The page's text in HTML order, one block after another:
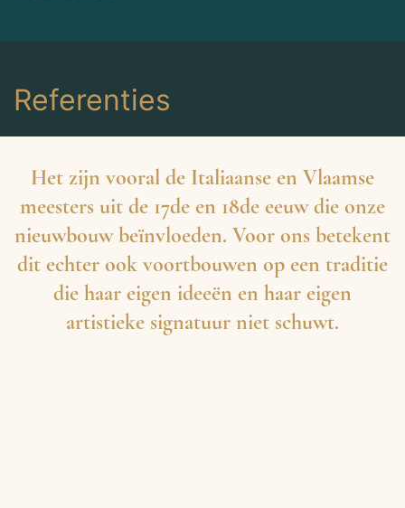
Referenties
Het zijn vooral de Italiaanse en Vlaamse
meesters uit de 17de en 18de eeuw die onze
nieuwbouw beïnvloeden. Voor ons betekent
dit echter ook voortbouwen op een traditie
die haar eigen ideeën en haar eigen
artistieke signatuur niet schuwt.